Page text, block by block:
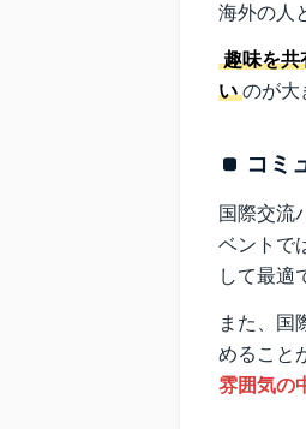
海外の人
趣味を共
い のが大
コミ
国際交流
ベントで
して最適
また、国
めること
雰囲気の